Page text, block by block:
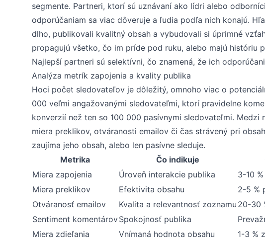
segmente. Partneri, ktorí sú uznávaní ako lídri alebo
odporúčaniam sa viac dôveruje a ľudia podľa nich konajú.
dlho, publikovali kvalitný obsah a vybudovali si úprimné
propagujú všetko, čo im príde pod ruku, alebo majú históriu
Najlepší partneri sú selektívni, čo znamená, že ich
Analýza metrík zapojenia a kvality publika
Hoci počet sledovateľov je dôležitý, omnoho viac o
000 veľmi angažovanými sledovateľmi, ktorí pravidelne
konverzií než ten so 100 000 pasívnymi sledovateľmi.
miera preklikov, otváranosti emailov či čas strávený pri
zaujíma jeho obsah, alebo len pasívne sleduje.
Metrika
Čo indikuje
Miera zapojenia
Úroveň interakcie publika
3-10
Miera preklikov
Efektivita obsahu
2-5 %
Otváranosť emailov
Kvalita a relevantnosť zoznamu 20-30
Sentiment komentárovSpokojnosť publika
Miera zdieľania
Vnímaná hodnota obsahu
1-3 %